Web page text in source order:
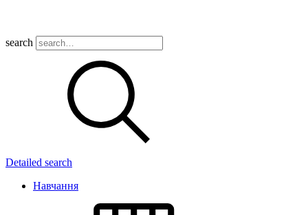
search
Detailed search
Навчання